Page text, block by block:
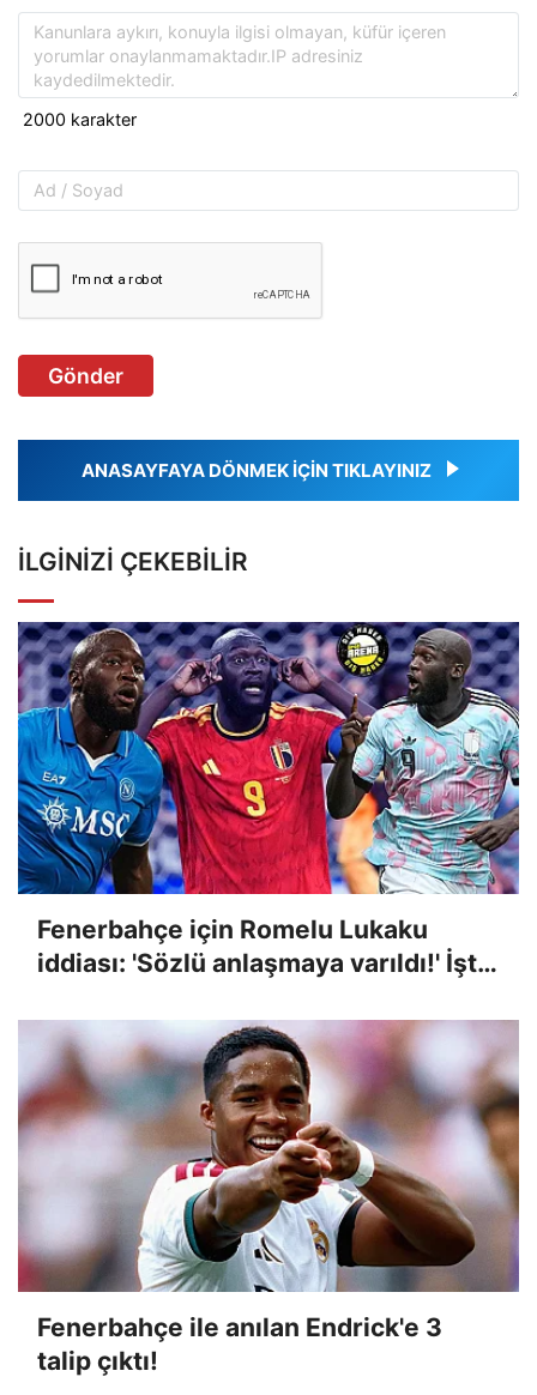
Gönder
ANASAYFAYA DÖNMEK İÇİN TIKLAYINIZ
İLGINIZI ÇEKEBILIR
Fenerbahçe için Romelu Lukaku
iddiası: 'Sözlü anlaşmaya varıldı!' İşte
Fenerbahçe ile anılan Endrick'e 3
talip çıktı!